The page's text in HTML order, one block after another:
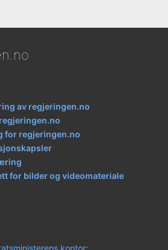
av regjeringen.no
for regjeringen.no
for bilder og videomateriale